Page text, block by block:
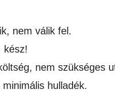
nem válik fel.
nem szükséges
hulladék.